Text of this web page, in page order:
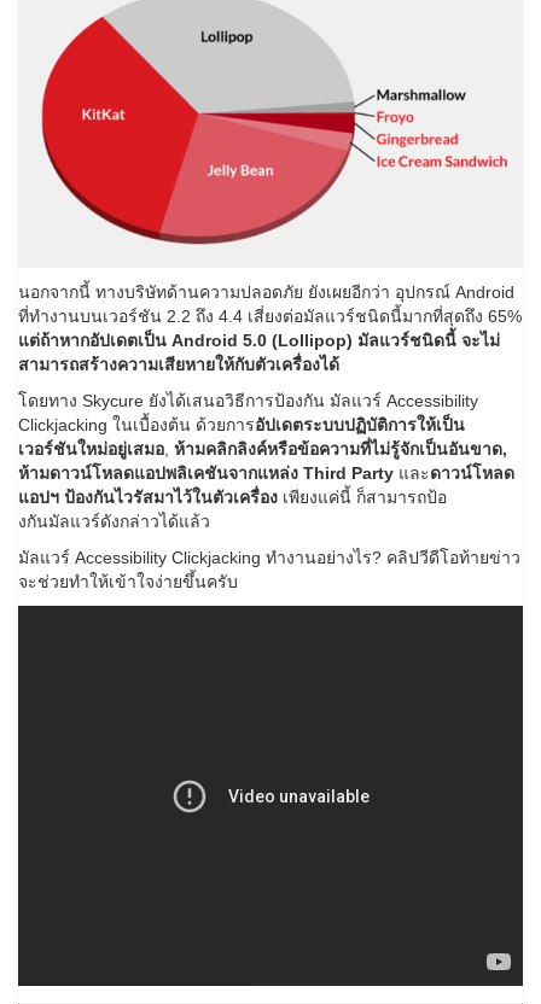
นอกจากนี้ ทางบริษัทด้านความปลอดภัย ยังเผยอีกว่า อุปกรณ์ Android
ที่ทำงานบนเวอร์ชัน 2.2 ถึง 4.4 เสี่ยงต่อมัลแวร์ชนิดนี้มากที่สุดถึง 65%
แต่ถ้าหากอัปเดตเป็น Android 5.0 (Lollipop) มัลแวร์ชนิดนี้ จะไม่
สามารถสร้างความเสียหายให้กับตัวเครื่องได้
โดยทาง Skycure ยังได้เสนอวิธีการป้องกัน มัลแวร์ Accessibility
Clickjacking ในเบื้องต้น ด้วยการอัปเดตระบบปฏิบัติการให้เป็น
เวอร์ชันใหม่อยู่เสมอ, ห้ามคลิกลิงค์หรือข้อความที่ไม่รู้จักเป็นอันขาด,
ห้ามดาวน์โหลดแอปพลิเคชันจากแหล่ง Third Party และดาวน์โหลด
แอปฯ ป้องกันไวรัสมาไว้ในตัวเครื่อง เพียงแค่นี้ ก็สามารถป้อ
งกันมัลแวร์ดังกล่าวได้แล้ว
มัลแวร์ Accessibility Clickjacking ทำงานอย่างไร? คลิปวีดีโอท้ายข่าว
จะช่วยทำให้เข้าใจง่ายขึ้นครับ